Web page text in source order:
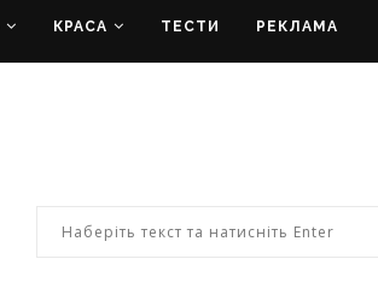
КРАСА ТЕСТИ РЕКЛАМА